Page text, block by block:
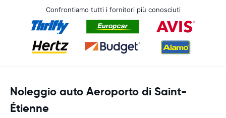
Confrontiamo tutti i fornitori più conosciuti
Noleggio auto Aeroporto di Saint-
Étienne